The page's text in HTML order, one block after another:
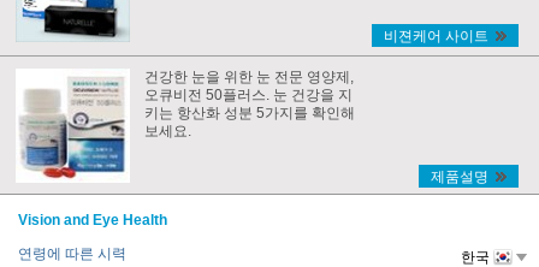
비젼케어 사이트
건강한 눈을 위한 눈 전문 영양제,
오큐비전 50플러스. 눈 건강을 지
키는 항산화 성분 5가지를 확인해
보세요.
제품설명
Vision and Eye Health
연령에 따른 시력
한국